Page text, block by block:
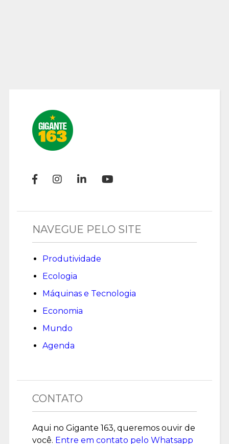
NAVEGUE PELO SITE
Produtividade
Ecologia
Máquinas e Tecnologia
Economia
Mundo
Agenda
CONTATO
Aqui no Gigante 163, queremos ouvir de
você. Entre em contato pelo Whatsapp